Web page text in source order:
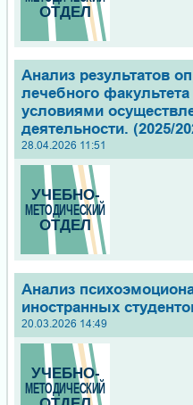
Анализ результатов
лечебного
условиями
деятельности. (2025/
28.04.2026 11:51
Анализ
иностранных
20.03.2026 14:49